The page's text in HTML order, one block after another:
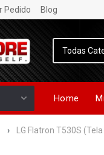
Pedido Blog
Home
› LG Flatron T530S